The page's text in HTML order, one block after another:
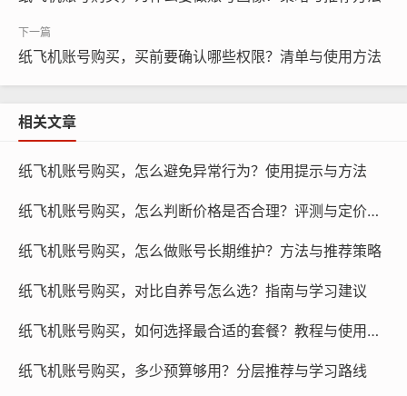
纸飞机账号购买, 在线购买tg账号, 电报聊天账号购买,wdd
16888.com
防止虚假交易：纸飞机账号购买过程中，可能会出现虚假
交易的情况，如果不采取风控措施，虚假交易可能会给平
行为，如果不采取风控措施，欺诈行为可能会给平台和用
户带来损失。
纸飞机账号购买，买前要确认哪些权限？清单与使用方法
相关文章
纸飞机账号购买，怎么避免异常行为？使用提示与方法
纸飞机账号购买，怎么判断价格是否合理？评测与定价预测
纸飞机账号购买，怎么做账号长期维护？方法与推荐策略
纸飞机账号购买，对比自养号怎么选？指南与学习建议
纸飞机账号购买，如何选择最合适的套餐？教程与使用提示
纸飞机账号购买，多少预算够用？分层推荐与学习路线